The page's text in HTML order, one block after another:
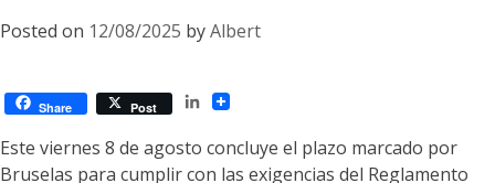
Posted on 12/08/2025 byAlbert
Share Post
LinkedIn
Este viernes 8 de agosto concluye el plazo marcado por
Bruselas para cumplir con las exigencias del Reglamento